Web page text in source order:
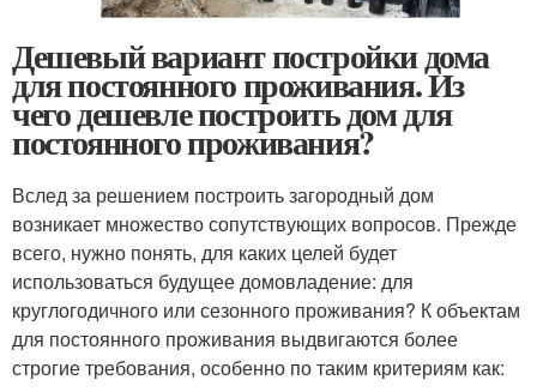
Дешевый вариант постройки дома
для постоянного проживания. Из
чего дешевле построить дом для
постоянного проживания?
Вслед за решением построить загородный дом
возникает множество сопутствующих вопросов. Прежде
всего, нужно понять, для каких целей будет
использоваться будущее домовладение: для
круглогодичного или сезонного проживания? К объектам
для постоянного проживания выдвигаются более
строгие требования, особенно по таким критериям как: